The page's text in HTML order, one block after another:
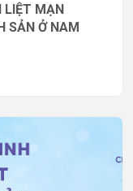
LIỆT MẠN
SẢN Ở NAM